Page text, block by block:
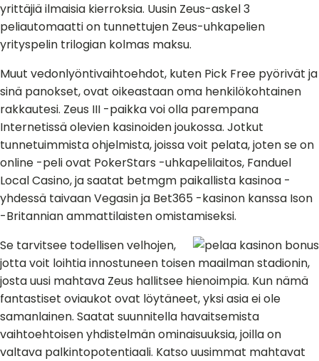
yrittäjiä ilmaisia ​​kierroksia. Uusin Zeus-askel 3
peliautomaatti on tunnettujen Zeus-uhkapelien
yrityspelin trilogian kolmas maksu.
Muut vedonlyöntivaihtoehdot, kuten Pick Free pyörivät ja
sinä panokset, ovat oikeastaan ​​oma henkilökohtainen
rakkautesi. Zeus III -paikka voi olla parempana
Internetissä olevien kasinoiden joukossa. Jotkut
tunnetuimmista ohjelmista, joissa voit pelata, joten se on
online -peli ovat PokerStars -uhkapelilaitos, Fanduel
Local Casino, ja saatat betmgm paikallista kasinoa -
yhdessä taivaan Vegasin ja Bet365 -kasinon kanssa Ison
-Britannian ammattilaisten omistamiseksi.
Se tarvitsee todellisen velhojen,
jotta voit loihtia innostuneen toisen maailman stadionin,
josta uusi mahtava Zeus hallitsee hienoimpia. Kun nämä
fantastiset oviaukot ovat löytäneet, yksi asia ei ole
samanlainen. Saatat suunnitella havaitsemista
vaihtoehtoisen yhdistelmän ominaisuuksia, joilla on
valtava palkintopotentiaali. Katso uusimmat mahtavat